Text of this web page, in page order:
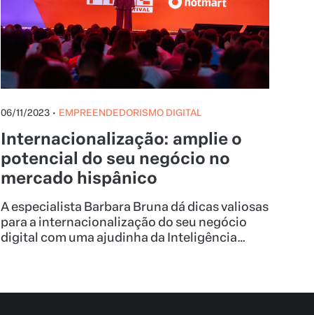
06/11/2023 • EMPREENDEDORISMO DIGITAL
Internacionalização: amplie o
potencial do seu negócio no
mercado hispânico
A especialista Barbara Bruna dá dicas valiosas
para a internacionalização do seu negócio
digital com uma ajudinha da Inteligência